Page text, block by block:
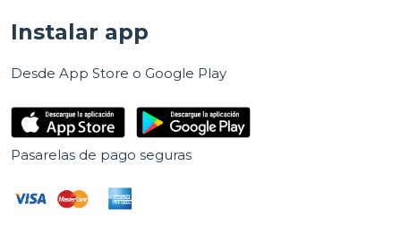
Instalar app
Desde App Store o Google Play
Pasarelas de pago seguras